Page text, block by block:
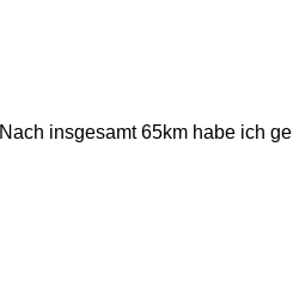
Nach insgesamt 65km habe ich